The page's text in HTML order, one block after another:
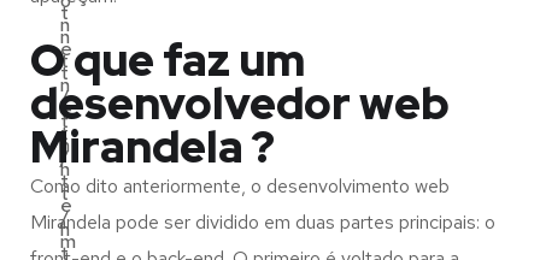
n
t
/
t
h
e
m
t
e
n
t
/
t
h
n
t
e
n
t
/
t
O que faz um
desenvolvedor web
Mirandela ?
Como dito anteriormente, o desenvolvimento web
Mirandela pode ser dividido em duas partes principais: o